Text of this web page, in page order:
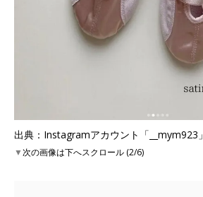
出典：Instagramアカウント「__mym923」
▼次の画像は下へスクロール (2/6)